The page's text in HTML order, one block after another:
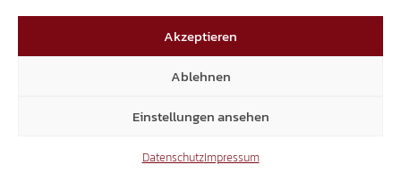
Akzeptieren
Ablehnen
Einstellungen ansehen
DatenschutzImpressum
15.300
Mitglieder